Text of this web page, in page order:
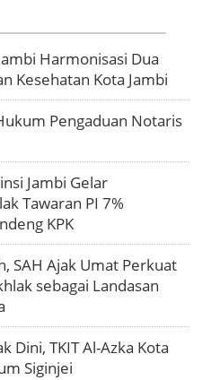
Harmonisasi Dua
Kesehatan Kota Jambi
Pengaduan Notaris
Jambi Gelar
Tawaran PI 7%
KPK
SAH Ajak Umat Perkuat
sebagai Landasan
Dini, TKIT Al-Azka Kota
Siginjei